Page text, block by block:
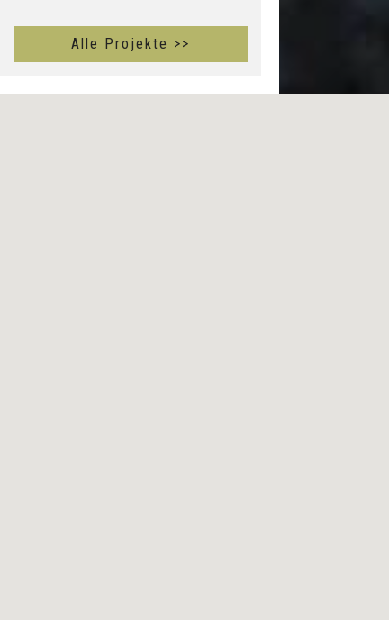
Alle Projekte >>